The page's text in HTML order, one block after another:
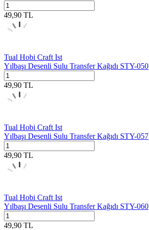
49,90 TL
Tual Hobi Craft Ist
Yılbaşı Desenli Sulu Transfer Kağıdı STY-050
49,90 TL
Tual Hobi Craft Ist
Yılbaşı Desenli Sulu Transfer Kağıdı STY-057
49,90 TL
Tual Hobi Craft Ist
Yılbaşı Desenli Sulu Transfer Kağıdı STY-060
49,90 TL